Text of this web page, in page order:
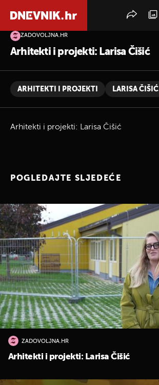
ZADOVOLJNA.HR
Arhitekti i projekti: Larisa Čišić
ARHITEKTI I PROJEKTI LARISA ČIŠIĆ
Arhitekti i projekti: Larisa Čišić
POGLEDAJTE SLJEDEĆE
ZADOVOLJNA.HR
Arhitekti i projekti: Larisa Čišić
PRETRAŽITE VIJESTI